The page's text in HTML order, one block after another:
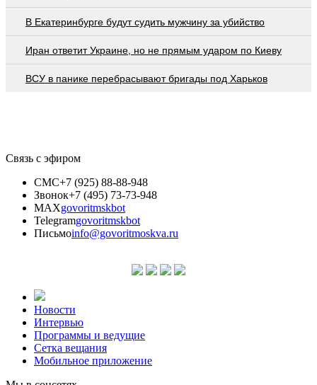
В Екатеринбурге будут судить мужчину за убийство
Иран ответит Украине, но не прямым ударом по Киеву
ВСУ в панике перебрасывают бригады под Харьков
Связь с эфиром
СМС+7 (925) 88-88-948
Звонок+7 (495) 73-73-948
MAXgovoritmskbot
Telegramgovoritmskbot
Письмоinfo@govoritmoskva.ru
Новости
Интервью
Программы и ведущие
Сетка вещания
Мобильное приложение